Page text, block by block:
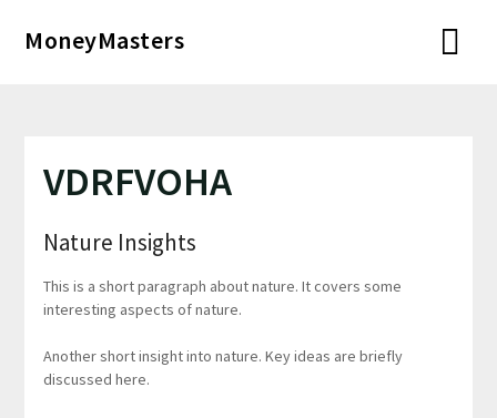
MoneyMasters
VDRFVOHA
Nature Insights
This is a short paragraph about nature. It covers some
interesting aspects of nature.
Another short insight into nature. Key ideas are briefly
discussed here.